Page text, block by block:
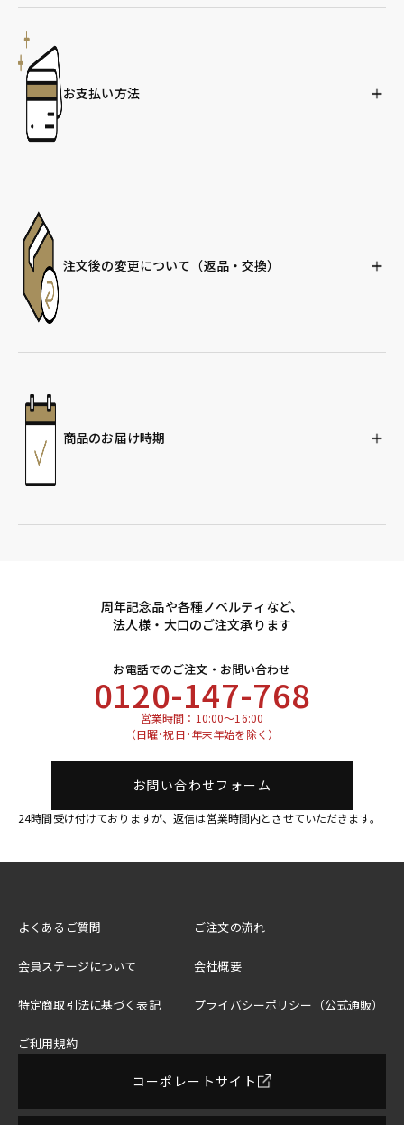
お支払い方法
注文後の変更について （返品・交換）
商品のお届け時期
周年記念品や各種ノベルティなど、
法人様・大口のご注文承ります
お電話でのご注文・お問い合わせ
0120-147-768
営業時間：10:00～16:00
（日曜･祝日･年末年始を除く）
お問い合わせフォーム
24時間受け付けておりますが、返信は営業時間内とさせていただきます。
よくあるご質問 ご注文の流れ
会員ステージについて 会社概要
特定商取引法に基づく表記 プライバシーポリシー（公式通販）
ご利用規約
コーポレートサイト